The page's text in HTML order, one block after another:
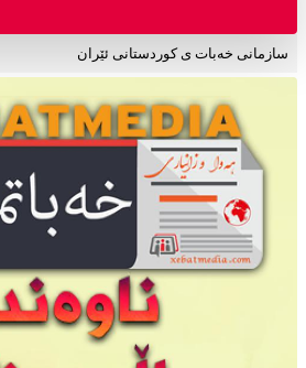
سازمانی خەبات ی کوردستانی ئێران